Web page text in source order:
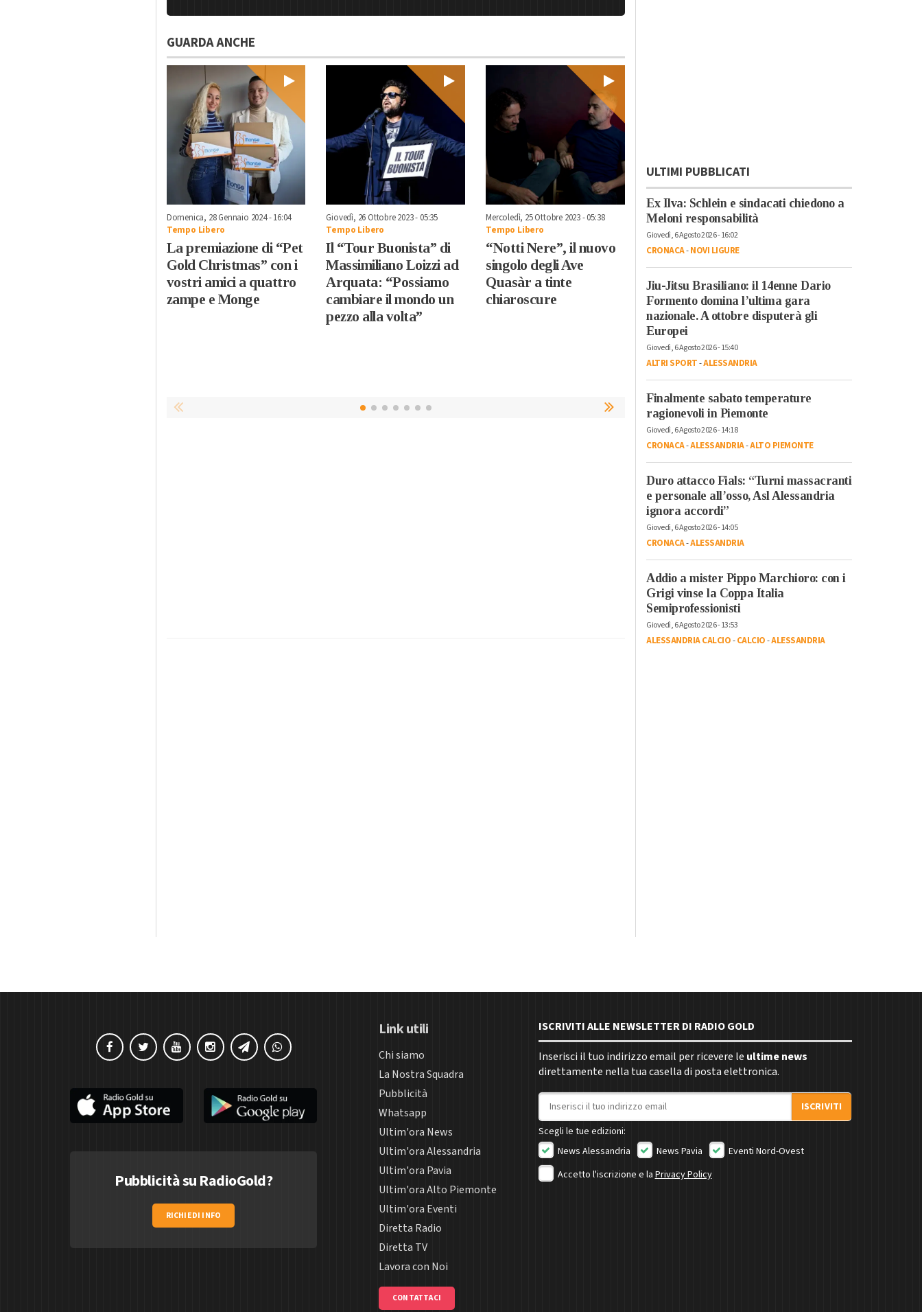
GUARDA ANCHE
Domenica, 28 Gennaio 2024 - 16:04
Tempo Libero
La premiazione di “Pet
Gold Christmas” con i
vostri amici a quattro
zampe e Monge
Giovedì, 26 Ottobre 2023 - 05:35
Tempo Libero
Il “Tour Buonista” di
Massimiliano Loizzi ad
Arquata: “Possiamo
cambiare il mondo un
pezzo alla volta”
Mercoledì, 25 Ottobre 2023 - 05:38
Tempo Libero
“Notti Nere”, il nuovo
singolo degli Ave
Quasàr a tinte
chiaroscure
Lunedì, 23 Ottobre 2023 - 07:37
Tempo Libero
“Cursa di caraté” a
Rivarone: all’ultima
curva vince il rione
Castello
Venerdì, 20 Ottobre 2023 - 17:58
contemporanea
protagonista con
“Diffusissima 2023”
ULTIMI PUBBLICATI
Ex Ilva: Schlein e sindacati chiedono a
Meloni responsabilità
Giovedì, 6 Agosto 2026 - 16:02
CRONACA-NOVI LIGURE
Jiu-Jitsu Brasiliano: il 14enne Dario
Formento domina l’ultima gara
nazionale. A ottobre disputerà gli
Europei
Giovedì, 6 Agosto 2026 - 15:40
ALTRI SPORT-ALESSANDRIA
Finalmente sabato temperature
ragionevoli in Piemonte
Giovedì, 6 Agosto 2026 - 14:18
CRONACA-ALESSANDRIA-ALTO PIEMONTE
Duro attacco Fials: “Turni massacranti
e personale all’osso, Asl Alessandria
ignora accordi”
Giovedì, 6 Agosto 2026 - 14:05
CRONACA-ALESSANDRIA
Addio a mister Pippo Marchioro: con i
Grigi vinse la Coppa Italia
Semiprofessionisti
Giovedì, 6 Agosto 2026 - 13:53
ALESSANDRIA CALCIO-CALCIO-ALESSANDRIA
Pubblicità su RadioGold?
RICHIEDI INFO
Link utili
Chi siamo
La Nostra Squadra
Pubblicità
Whatsapp
Ultim'ora News
Ultim'ora Alessandria
Ultim'ora Pavia
Ultim'ora Alto Piemonte
Ultim'ora Eventi
Diretta Radio
Diretta TV
Lavora con Noi
CONTATTACI
ISCRIVITI ALLE NEWSLETTER DI RADIO GOLD
Inserisci il tuo indirizzo email per ricevere le ultime news
direttamente nella tua casella di posta elettronica.
Indirizzo email
ISCRIVITI
Scegli le tue edizioni:
News Alessandria
News Pavia
Eventi Nord-Ovest
Accetto l'iscrizione e la Privacy Policy